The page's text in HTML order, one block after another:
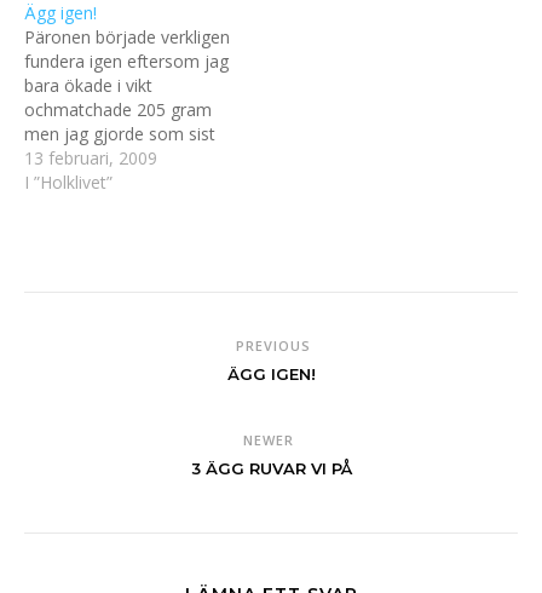
det inget ägg.Inte konstigt
att jag blivit tjockare och
nu är päronen…
Ägg igen!
Päronen började verkligen
fundera igen eftersom jag
bara ökade i vikt
ochmatchade 205 gram
men jag gjorde som sist
så dom var säkra på att
det var nya ägg.I dag
13 februari, 2009
I ”Holklivet”
PREVIOUS
ÄGG IGEN!
NEWER
3 ÄGG RUVAR VI PÅ